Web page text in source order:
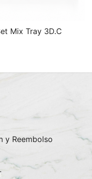
Mix Tray 3D.C
y Reembolso